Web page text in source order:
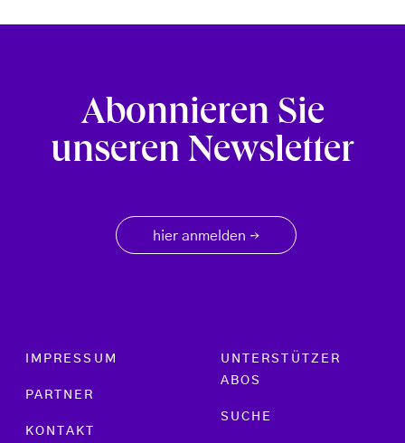
Abonnieren Sie
unseren Newsletter
hier anmelden →
Footer menu
IMPRESSUM
PARTNER
KONTAKT
UNTERSTÜTZER
ABOS
SUCHE